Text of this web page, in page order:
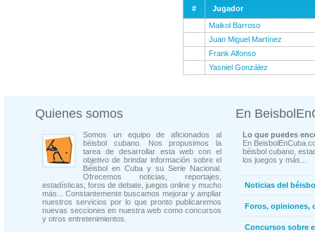
#
Jugador
Maikol Barroso
Juan Miguel Martínez
Frank Alfonso
Yasniel González
Quienes somos
Somos un equipo de aficionados al
béisbol cubano. Nos propusimos la
tarea de desarrollar esta web con el
objetivo de brindar información sobre el
Béisbol en Cuba y su Serie Nacional.
Ofrecemos noticias, reportajes,
estadísticas, foros de debate, juegos online y mucho
más... Constantemente buscamos mejorar y ampliar
nuestros servicios por lo que pronto publicaremos
nuevas secciones en nuestra web como concursos
y otros entretenimientos.
En
Lo que puedes
En
béisbol cubano,
los juegos y más...
Noticias del
Foros, opiniones,
Concursos sobre